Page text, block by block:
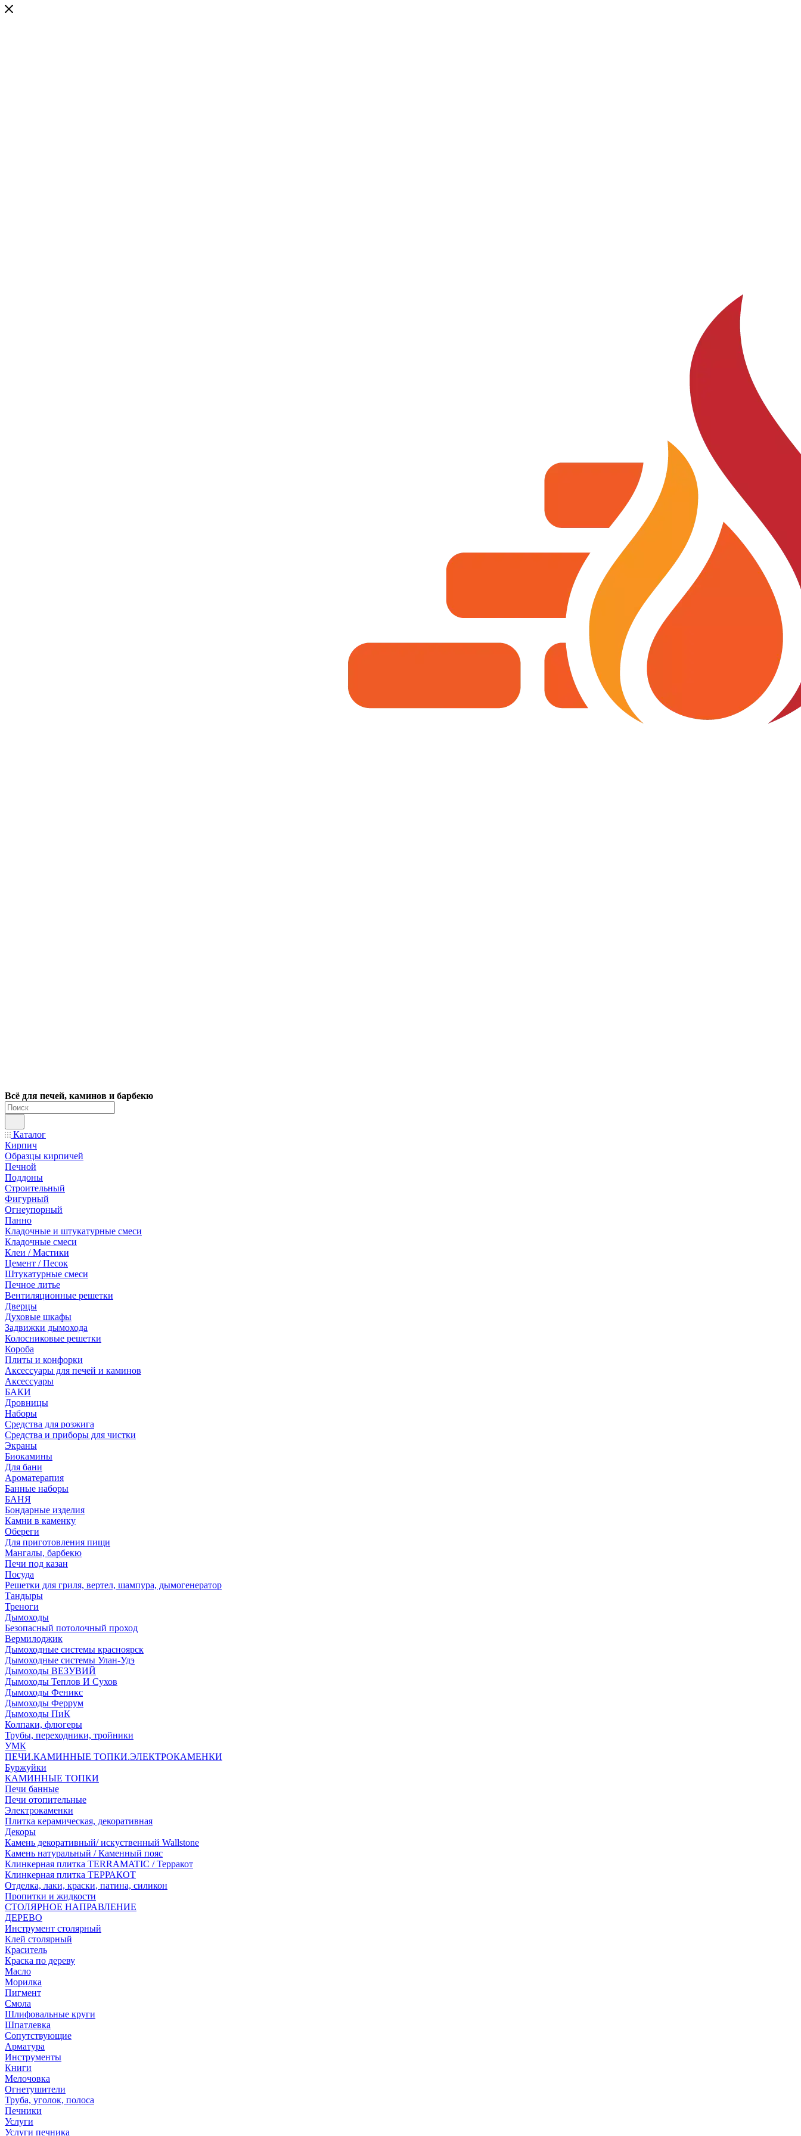
Всё для печей, каминов и барбекю
Каталог
Кирпич
Образцы кирпичей
Печной
Поддоны
Строительный
Фигурный
Огнеупорный
Панно
Кладочные и штукатурные смеси
Кладочные смеси
Клеи / Мастики
Цемент / Песок
Штукатурные смеси
Печное литье
Вентиляционные решетки
Дверцы
Духовые шкафы
Задвижки дымохода
Колосниковые решетки
Короба
Плиты и конфорки
Аксессуары для печей и каминов
Аксессуары
БАКИ
Дровницы
Наборы
Средства для розжига
Средства и приборы для чистки
Экраны
Биокамины
Для бани
Ароматерапия
Банные наборы
БАНЯ
Бондарные изделия
Камни в каменку
Обереги
Для приготовления пищи
Мангалы, барбекю
Печи под казан
Посуда
Решетки для гриля, вертел, шампура, дымогенератор
Тандыры
Треноги
Дымоходы
Безопасный потолочный проход
Вермилоджик
Дымоходные системы красноярск
Дымоходные системы Улан-Удэ
Дымоходы ВЕЗУВИЙ
Дымоходы Теплов И Сухов
Дымоходы Феникс
Дымоходы Феррум
Дымоходы ПиК
Колпаки, флюгеры
Трубы, переходники, тройники
УМК
ПЕЧИ.КАМИННЫЕ ТОПКИ.ЭЛЕКТРОКАМЕНКИ
Буржуйки
КАМИННЫЕ ТОПКИ
Печи банные
Печи отопительные
Электрокаменки
Плитка керамическая, декоративная
Декоры
Камень декоративный/ искуственный Wallstone
Камень натуральный / Каменный пояс
Клинкерная плитка TERRAMATIC / Терракот
Клинкерная плитка ТЕРРАКОТ
Отделка, лаки, краски, патина, силикон
Пропитки и жидкости
СТОЛЯРНОЕ НАПРАВЛЕНИЕ
ДЕРЕВО
Инструмент столярный
Клей столярный
Краситель
Краска по дереву
Масло
Морилка
Пигмент
Смола
Шлифовальные круги
Шпатлевка
Сопутствующие
Арматура
Инструменты
Книги
Мелочовка
Огнетушители
Труба, уголок, полоса
Печники
Услуги
Услуги печника